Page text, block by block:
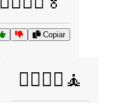
Copiar
🧘‍♂️🧘‍♀️🧘